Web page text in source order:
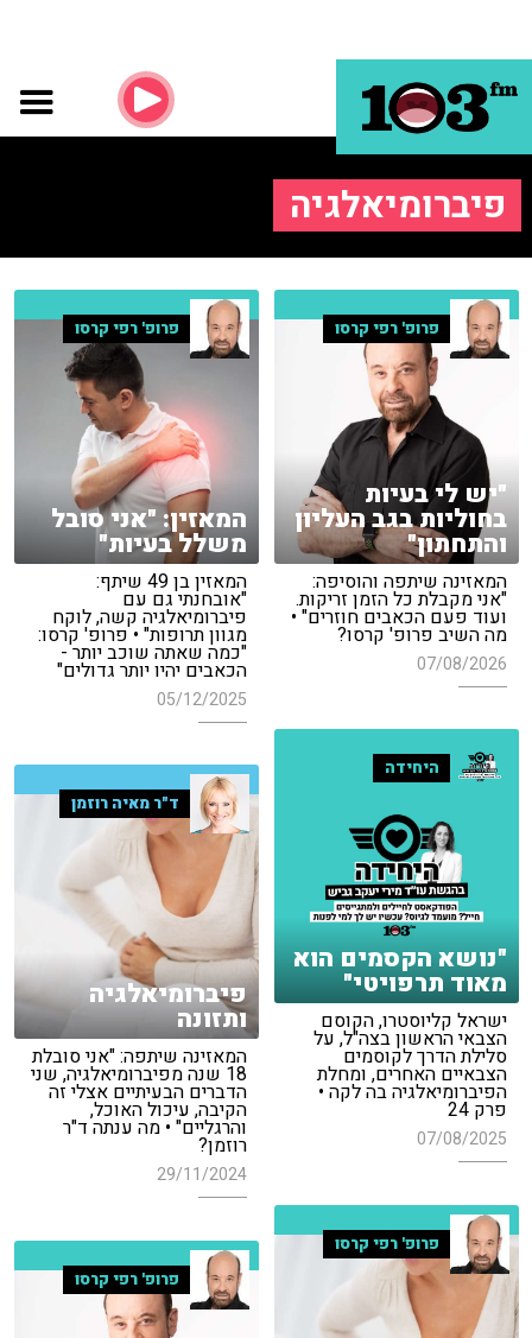
פיברומיאלגיה
פרופ' רפי קרסו
"יש לי בעיות
בחוליות בגב העליון
והתחתון"
המאזינה שיתפה והוסיפה:
"אני מקבלת כל הזמן זריקות.
ועוד פעם הכאבים חוזרים" •
מה השיב פרופ' קרסו?
07/08/2026
פרופ' רפי קרסו
המאזין: "אני סובל
משלל בעיות"
המאזין בן 49 שיתף:
"אובחנתי גם עם
פיברומיאלגיה קשה, לוקח
מגוון תרופות" • פרופ' קרסו:
"כמה שאתה שוכב יותר -
הכאבים יהיו יותר גדולים"
05/12/2025
היחידה
"נושא הקסמים הוא
מאוד תרפויטי"
ישראל קליוסטרו, הקוסם
הצבאי הראשון בצה"ל, על
סלילת הדרך לקוסמים
הצבאיים האחרים, ומחלת
הפיברומיאלגיה בה לקה •
פרק 24
07/08/2025
ד"ר מאיה רוזמן
פיברומיאלגיה
ותזונה
המאזינה שיתפה: "אני סובלת
18 שנה מפיברומיאלגיה, שני
הדברים הבעיתיים אצלי זה
הקיבה, עיכול האוכל,
והרגליים" • מה ענתה ד"ר
רוזמן?
29/11/2024
פרופ' רפי קרסו
פרופ' רפי קרסו